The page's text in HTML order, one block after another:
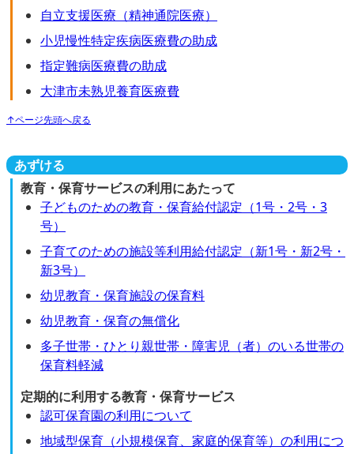
自立支援医療（精神通院医療）
小児慢性特定疾病医療費の助成
指定難病医療費の助成
大津市未熟児養育医療費
↑ページ先頭へ戻る
あずける
教育・保育サービスの利用にあたって
子どものための教育・保育給付認定（1号・2号・3
号）
子育てのための施設等利用給付認定（新1号・新2号・
新3号）
幼児教育・保育施設の保育料
幼児教育・保育の無償化
多子世帯・ひとり親世帯・障害児（者）のいる世帯の
保育料軽減
定期的に利用する教育・保育サービス
認可保育園の利用について
地域型保育（小規模保育、家庭的保育等）の利用につ